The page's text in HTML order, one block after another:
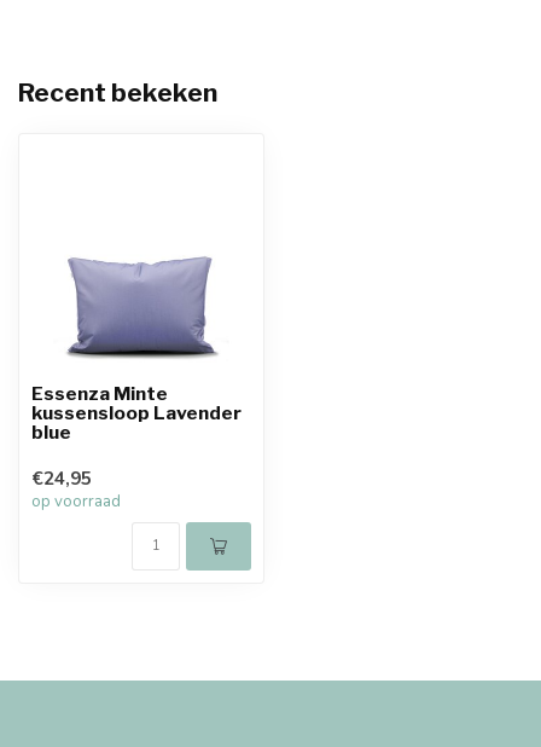
Recent bekeken
Essenza Minte
kussensloop Lavender
blue
€24,95
op voorraad